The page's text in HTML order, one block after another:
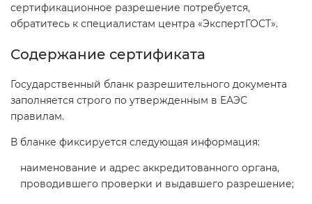
сертификационное разрешение потребуется,
обратитесь к специалистам центра «ЭкспертГОСТ».
Содержание сертификата
Государственный бланк разрешительного документа
заполняется строго по утвержденным в ЕАЭС
правилам.
В бланке фиксируется следующая информация:
наименование и адрес аккредитованного органа,
проводившего проверки и выдавшего разрешение;